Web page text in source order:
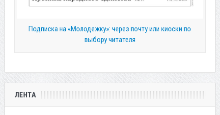
Подписка на «Молодежку»: через почту или киоски по
выбору читателя
ЛЕНТА